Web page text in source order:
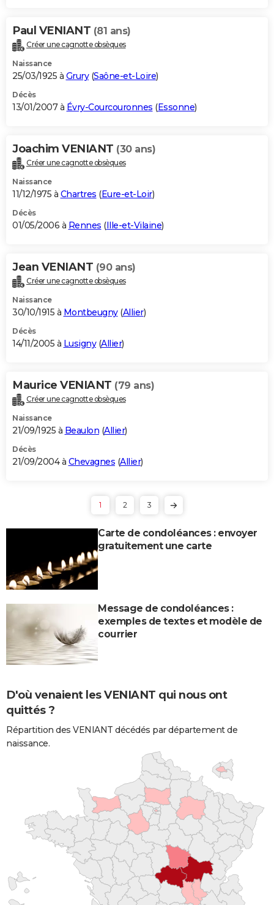
Paul VENIANT (81 ans)
Créer une cagnotte obsèques
Naissance
25/03/1925 à Grury(Saône-et-Loire)
Décès
13/01/2007 à Évry-Courcouronnes (Essonne)
Joachim VENIANT (30 ans)
Créer une cagnotte obsèques
Naissance
11/12/1975 à Chartres (Eure-et-Loir)
Décès
01/05/2006 à Rennes (Ille-et-Vilaine)
Jean VENIANT (90 ans)
Créer une cagnotte obsèques
Naissance
30/10/1915 à Montbeugny(Allier)
Décès
14/11/2005 à Lusigny(Allier)
Maurice VENIANT (79 ans)
Créer une cagnotte obsèques
Naissance
21/09/1925 à Beaulon (Allier)
Décès
21/09/2004 à Chevagnes (Allier)
1 2 3
Carte de condoléances : envoyer
gratuitement une carte
Message de condoléances :
exemples de textes et modèle de
courrier
D'où venaient les VENIANT qui nous ont
quittés ?
Répartition des VENIANT décédés par département de
naissance.